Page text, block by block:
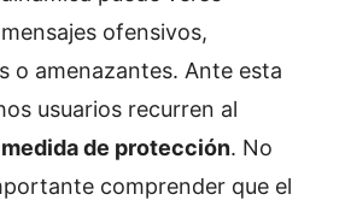
ofensivos,
o amenazantes. Ante esta
usuarios recurren al
de protección. No
comprender que el